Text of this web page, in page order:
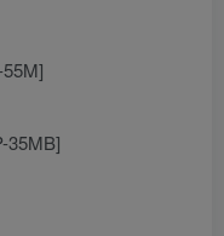
35MB]